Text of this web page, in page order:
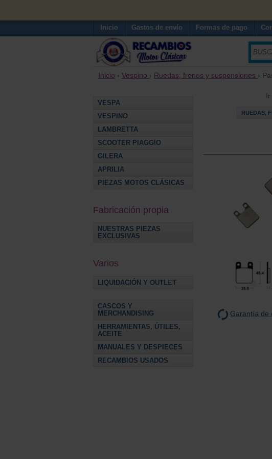
Inicio Gastos de envío Formas de pago
Inicio › Vespino › Ruedas, frenos y suspensiones ›
VESPA
VESPINO
LAMBRETTA
SCOOTER PIAGGIO
GILERA
APRILIA
PIEZAS MOTOS CLÁSICAS
Fabricación propia
NUESTRAS PIEZAS
EXCLUSIVAS
Varios
LIQUIDACIÓN Y OUTLET
CASCOS Y
MERCHANDISING
HERRAMIENTAS, ÚTILES,
ACEITE
MANUALES Y DESPIECES
RECAMBIOS USADOS
RUEDAS,
Garantía de